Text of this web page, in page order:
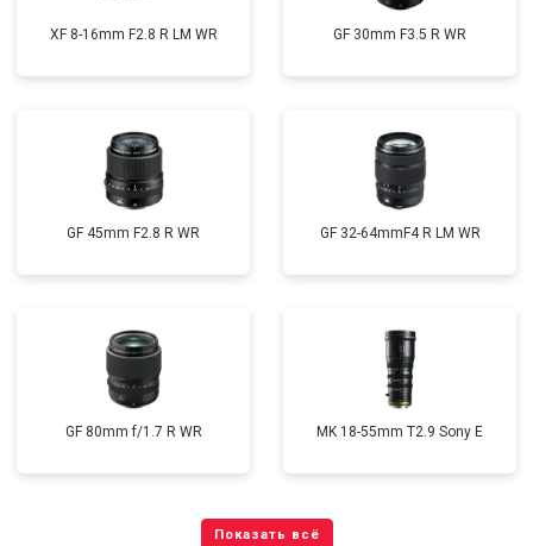
XF 8-16mm F2.8 R LM WR GF 30mm F3.5 R WR
GF 45mm F2.8 R WR GF 32-64mmF4 R LM WR
GF 80mm f/1.7 R WR MK 18-55mm T2.9 Sony E